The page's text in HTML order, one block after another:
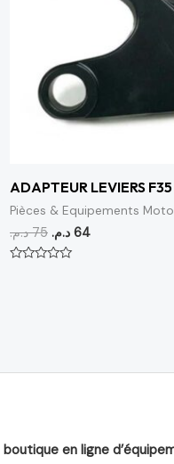
ADAPTEUR LEVIERS F35
Pièces & Equipements Moto
75 د.م. 64 د.م.
boutique en ligne